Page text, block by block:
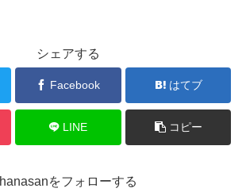
シェアする
Facebook はてブ
LINE コピー
hanasanをフォローする